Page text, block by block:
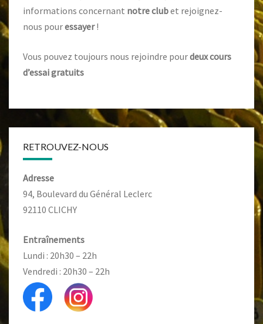
informations concernant notre clubet rejoignez-
nous pouressayer!
Vous pouvez toujours nous rejoindre pourdeux cours
d’essai gratuits
RETROUVEZ-NOUS
Adresse
94, Boulevard du Général Leclerc
92110 CLICHY
Entraînements
Lundi : 20h30 – 22h
Vendredi : 20h30 – 22h